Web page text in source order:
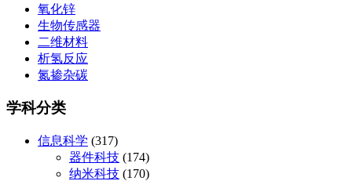
氧化锌
生物传感器
二维材料
析氢反应
氮掺杂碳
学科分类
信息科学 (317)
器件科技 (174)
纳米科技 (170)